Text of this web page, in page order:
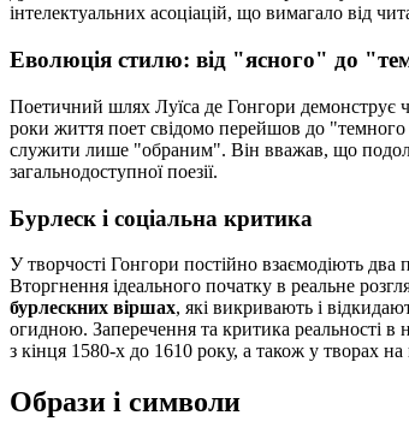
інтелектуальних асоціацій, що вимагало від
Еволюція стилю: від "ясного" до
Поетичний шлях Луїса де Гонгори демонструє
роки життя поет свідомо перейшов до
служити лише "обраним". Він вважав, що
загальнодоступної поезії.
Бурлеск і соціальна критика
У творчості Гонгори постійно взаємодіють
Вторгнення ідеального початку в реальне
бурлескних віршах, які викривають і
огидною. Заперечення та критика реальності в
з кінця 1580-х до 1610 року, а також у творах
Образи і символи